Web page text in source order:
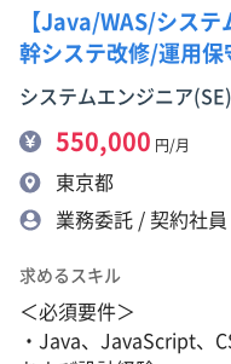
【Java/WAS/システ
幹システ改修/運用保
システムエンジニア(SE)
550,000 円/月
東京都
業務委託 / 契約社員
求めるスキル
＜必須要件＞
・Java、JavaScript、